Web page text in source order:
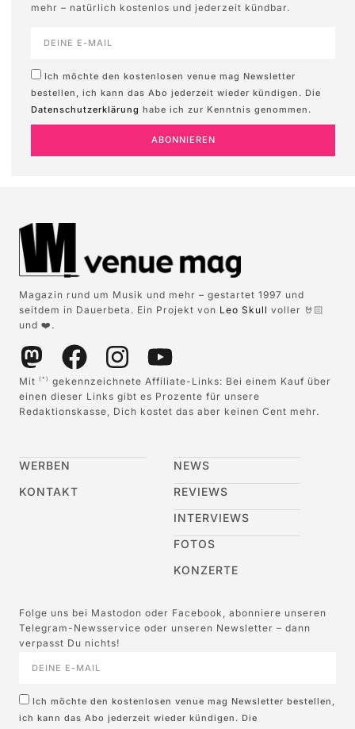
mehr – natürlich kostenlos und jederzeit kündbar.
Ich möchte den kostenlosen venue mag Newsletter
bestellen, ich kann das Abo jederzeit wieder kündigen. Die
Datenschutzerklärung habe ich zur Kenntnis genommen.
ABONNIEREN
Magazin rund um Musik und mehr – gestartet 1997 und
seitdem in Dauerbeta. Ein Projekt von Leo Skull voller 🤘🏻
und ❤️.
Mit (*)
gekennzeichnete Affiliate-Links: Bei einem Kauf über
einen dieser Links gibt es Prozente für unsere
Redaktionskasse, Dich kostet das aber keinen Cent mehr.
WERBEN
KONTAKT
NEWS
REVIEWS
INTERVIEWS
FOTOS
KONZERTE
Folge uns bei Mastodon oder Facebook, abonniere unseren
Telegram-Newsservice oder unseren Newsletter – dann
verpasst Du nichts!
Ich möchte den kostenlosen venue mag Newsletter bestellen,
ich kann das Abo jederzeit wieder kündigen. Die